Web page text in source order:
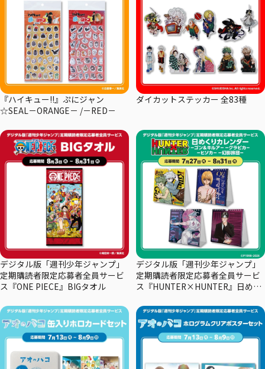
『ハイキュー!!』ぷにジャン
☆SEAL－ORANGE－ /－RED－
ダイカットステッカー 全83種
デジタル版「週刊少年ジャンプ」
定期購読者限定応募者全員サービ
ス『ONE PIECE』BIGタオル
デジタル版「週刊少年ジャンプ」
定期購読者限定応募者全員サービ
ス『HUNTER×HUNTER』日めく